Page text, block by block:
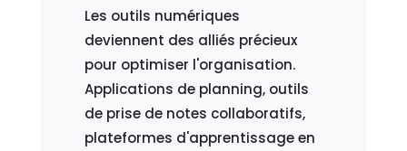
Les outils numériques
deviennent des alliés précieux
pour optimiser l'organisation.
Applications de planning, outils
de prise de notes collaboratifs,
plateformes d'apprentissage en